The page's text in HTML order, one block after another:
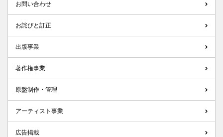
お問い合わせ
お詫びと訂正
出版事業
著作権事業
原盤制作・管理
アーティスト事業
広告掲載